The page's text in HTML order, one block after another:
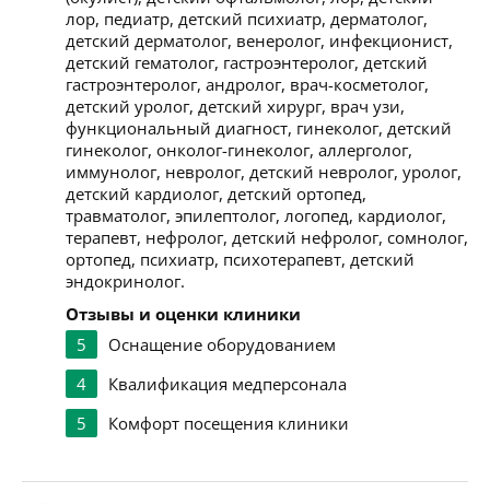
лор, педиатр, детский психиатр, дерматолог,
детский дерматолог, венеролог, инфекционист,
детский гематолог, гастроэнтеролог, детский
гастроэнтеролог, андролог, врач-косметолог,
детский уролог, детский хирург, врач узи,
функциональный диагност, гинеколог, детский
гинеколог, онколог-гинеколог, аллерголог,
иммунолог, невролог, детский невролог, уролог,
детский кардиолог, детский ортопед,
травматолог, эпилептолог, логопед, кардиолог,
терапевт, нефролог, детский нефролог, сомнолог,
ортопед, психиатр, психотерапевт, детский
эндокринолог.
Отзывы и оценки клиники
5
Оснащение оборудованием
4
Квалификация медперсонала
5
Комфорт посещения клиники